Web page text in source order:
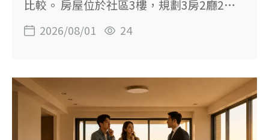
15樓／共15樓 屋齡：約8.9年 單價：
比較。 房屋位於社區3樓，規劃3房2廳2
衛，面向社區中庭，少了直接面對主要道路
的車流干擾。 主建物加陽台約26.16坪，客
車位。 【這間房子的重點】 ◆ 3房2廳2衛，
適合家庭長期居住 ◆ 面向社區中庭，居住
環境相對單純 ◆ 室內採光良好，白天明亮
不壓迫 ◆ 廚具已更新，可減少入住前整理
2026/08/01 24